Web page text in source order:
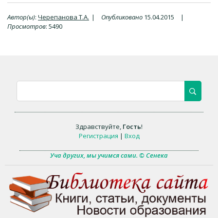
Автор(ы): Черепанова Т.А. | Опубликовано 15.04.2015
|
Просмотров: 5490
Здравствуйте, Гость!
Регистрация | Вход
Уча других, мы учимся сами. © Сенека